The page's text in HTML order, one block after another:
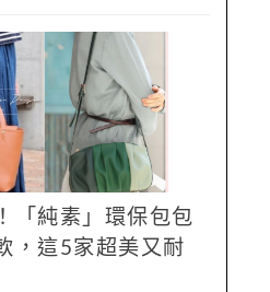
「純素」環保包包
，這5家超美又耐